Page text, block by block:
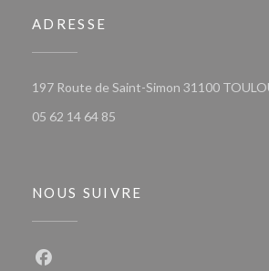
ADRESSE
197 Route de Saint-Simon 31100
05 62 14 64 85
NOUS SUIVRE